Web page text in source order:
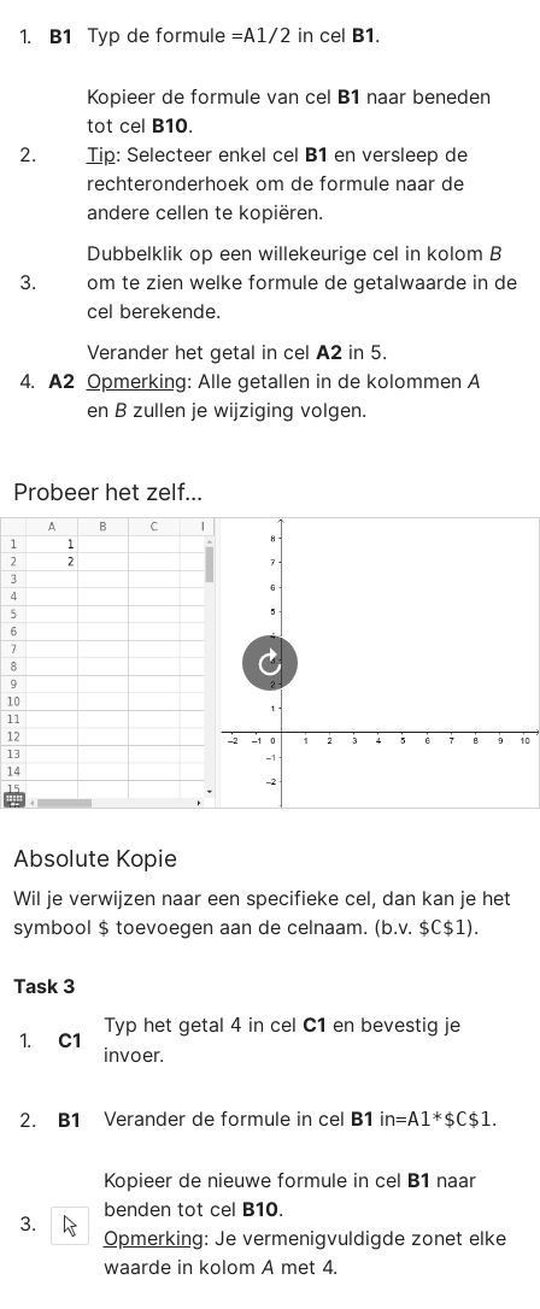
1. B1 Typ de formule =A1/2 in cel B1.
Kopieer de formule van cel B1 naar beneden
tot cel B10
Tip: Selecteer enkel cel B1 en versleep de
rechteronderhoek om de formule naar de
Dubbelklik op een willekeurige cel in kolom B
om te zien welke formule de getalwaarde in de
cel berekende.
A2
Verander het getal in cel A2
Opmerking: Alle getallen in de kolommen A
en B zullen je wijziging volgen.
Probeer het zelf...
Absolute Kopie
Wil je verwijzen naar een specifieke cel, dan kan je het
symbool $ toevoegen aan de celnaam. (b.v. $C$1).
Task 3
﻿1. C1
Typ het getal 4 in cel C1 en bevestig je
invoer.
﻿2. B1﻿ ﻿Verander de formule in cel B1 in=A1*$C$1.
﻿3.
Kopieer de nieuwe formule in cel B1 naar
benden tot cel B10
Opmerking: Je vermenigvuldigde zonet elke
waarde in kolom A met 4.